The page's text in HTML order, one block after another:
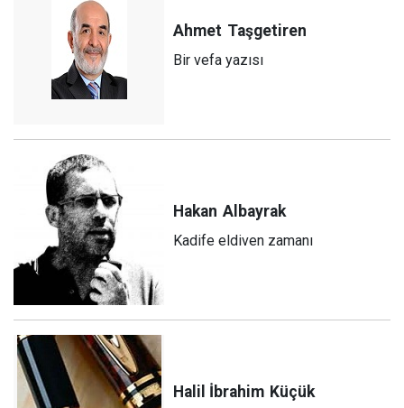
Ahmet Taşgetiren
Bir vefa yazısı
Hakan Albayrak
Kadife eldiven zamanı
Halil İbrahim Küçük